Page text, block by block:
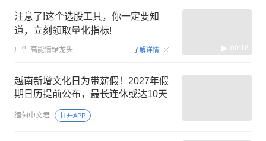
注意了!这个选股工具，你一定要知
道，立刻领取量化指标!
广告 高能情绪龙头 了解详情 00:18
越南新增文化日为带薪假！2027年假
期日历提前公布，最长连休或达10天
缅甸中文君 打开APP